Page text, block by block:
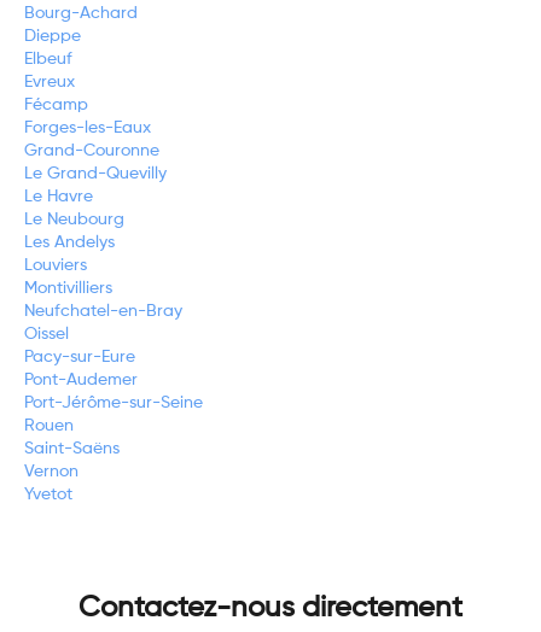
Bourg-Achard
Dieppe
Elbeuf
Evreux
Fécamp
Forges-les-Eaux
Grand-Couronne
Le Grand-Quevilly
Le Havre
Le Neubourg
Les Andelys
Louviers
Montivilliers
Neufchatel-en-Bray
Oissel
Pacy-sur-Eure
Pont-Audemer
Port-Jérôme-sur-Seine
Rouen
Saint-Saëns
Vernon
Yvetot
Contactez-nous directement